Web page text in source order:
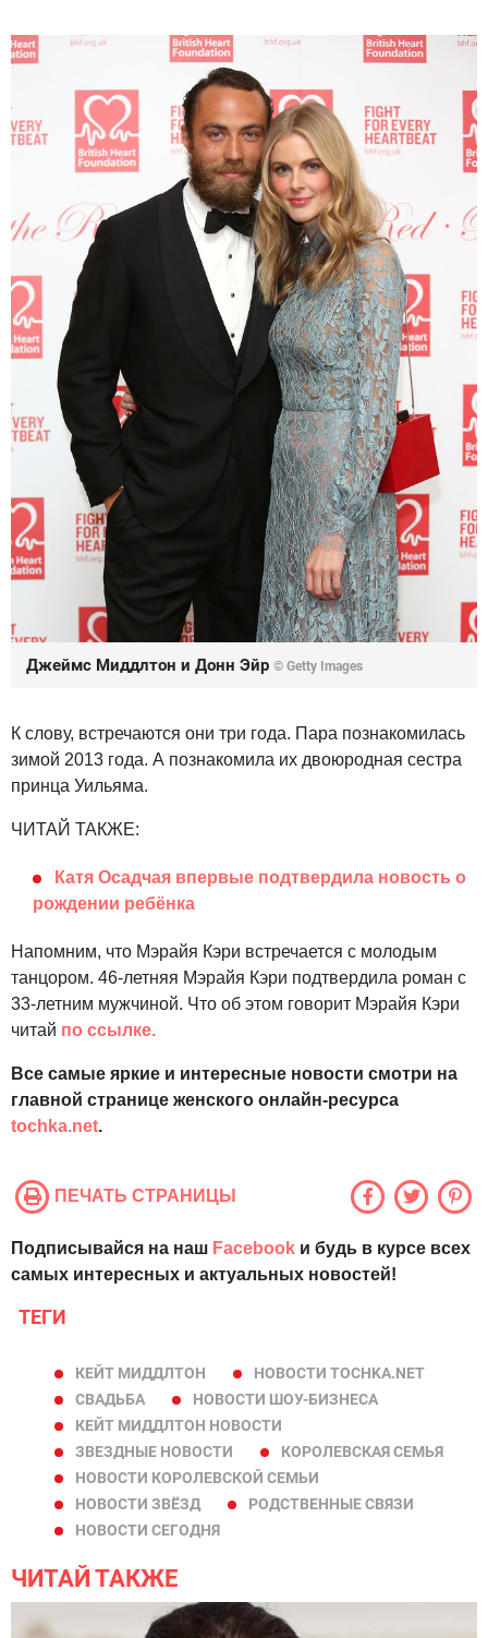
Джеймс Миддлтон и Донн Эйр © Getty Images
К слову, встречаются они три года. Пара познакомилась
зимой 2013 года. А познакомила их двоюродная сестра
принца Уильяма.
ЧИТАЙ ТАКЖЕ:
Катя Осадчая впервые подтвердила новость о
рождении ребёнка
Напомним, что Мэрайя Кэри встречается с молодым
танцором. 46-летняя Мэрайя Кэри подтвердила роман с
33-летним мужчиной. Что об этом говорит Мэрайя Кэри
читай по ссылке.
Все самые яркие и интересные новости смотри на
главной странице женского онлайн-ресурса
tochka.net.
ПЕЧАТЬ СТРАНИЦЫ
Подписывайся на наш Facebook и будь в курсе всех
самых интересных и актуальных новостей!
ТЕГИ
КЕЙТ МИДДЛТОН
НОВОСТИ TOCHKA.NET
СВАДЬБА
НОВОСТИ ШОУ-БИЗНЕСА
КЕЙТ МИДДЛТОН НОВОСТИ
ЗВЕЗДНЫЕ НОВОСТИ
КОРОЛЕВСКАЯ СЕМЬЯ
НОВОСТИ КОРОЛЕВСКОЙ СЕМЬИ
НОВОСТИ ЗВЁЗД
РОДСТВЕННЫЕ СВЯЗИ
НОВОСТИ СЕГОДНЯ
ЧИТАЙ ТАКЖЕ